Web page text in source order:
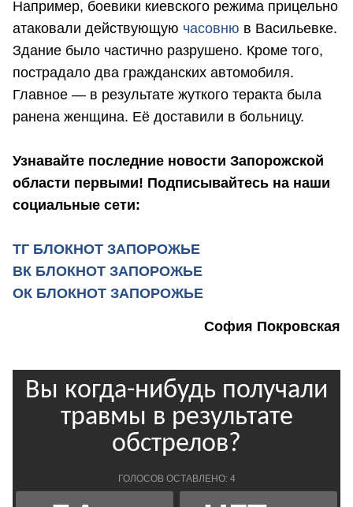
Например, боевики киевского режима прицельно
атаковали действующую часовню в Васильевке.
Здание было частично разрушено. Кроме того,
пострадало два гражданских автомобиля.
Главное — в результате жуткого теракта была
ранена женщина. Её доставили в больницу.
Узнавайте последние новости Запорожской
области первыми! Подписывайтесь на наши
социальные сети:
ТГ БЛОКНОТ ЗАПОРОЖЬЕ
ВК БЛОКНОТ ЗАПОРОЖЬЕ
ОК БЛОКНОТ ЗАПОРОЖЬЕ
София Покровская